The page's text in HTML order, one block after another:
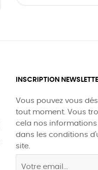
INSCRIPTION
Vous pouvez vous
tout moment. Vous
cela nos
dans les conditions
site.